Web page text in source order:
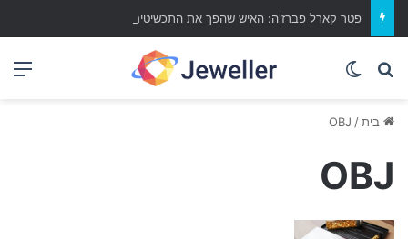
מה ברצונך לחפש?
Switch skin
בית/
OBJ
OBJ